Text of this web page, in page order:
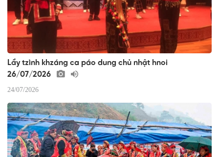
Lầy tzình khzáng ca páo dung chủ nhật hnoi
26/07/2026
24/07/2026